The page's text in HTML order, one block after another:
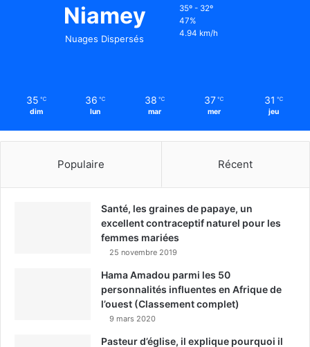
Niamey
Nuages Dispersés
35º - 32º
47%
4.94 km/h
35 ℃
dim
36 ℃
lun
38 ℃
mar
37 ℃
mer
31 ℃
jeu
Populaire Récent
Santé, les graines de papaye, un
excellent contraceptif naturel pour les
femmes mariées
25 novembre 2019
Hama Amadou parmi les 50
personnalités influentes en Afrique de
l’ouest (Classement complet)
9 mars 2020
Pasteur d’église, il explique pourquoi il